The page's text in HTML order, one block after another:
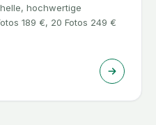
hochwertige
189 €, 20 Fotos 249 €